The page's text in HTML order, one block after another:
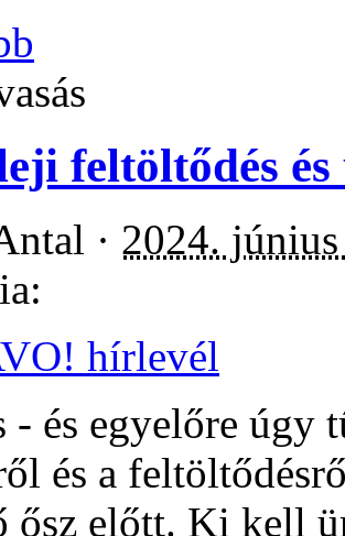
feltöltődés
· 2024.
hírlevél
és egyelőre úgy
és a
ősz előtt. Ki kell